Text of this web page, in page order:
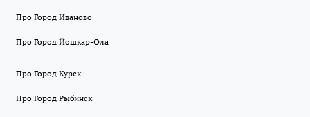
Про Город Иваново
Про Город Йошкар-Ола
Про Город Курск
Про Город Рыбинск